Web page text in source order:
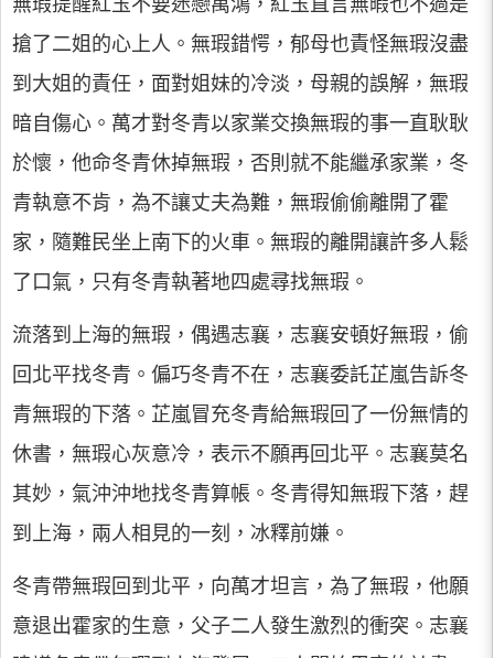
搶了二姐的心上人。無瑕錯愕，郁母也責怪無瑕沒盡
到大姐的責任，面對姐妹的冷淡，母親的誤解，無瑕
暗自傷心。萬才對冬青以家業交換無瑕的事一直耿耿
於懷，他命冬青休掉無瑕，否則就不能繼承家業，冬
青執意不肯，為不讓丈夫為難，無瑕偷偷離開了霍
家，隨難民坐上南下的火車。無瑕的離開讓許多人鬆
了口氣，只有冬青執著地四處尋找無瑕。
流落到上海的無瑕，偶遇志襄，志襄安頓好無瑕，偷
回北平找冬青。偏巧冬青不在，志襄委託芷嵐告訴冬
青無瑕的下落。芷嵐冒充冬青給無瑕回了一份無情的
休書，無瑕心灰意冷，表示不願再回北平。志襄莫名
其妙，氣沖沖地找冬青算帳。冬青得知無瑕下落，趕
到上海，兩人相見的一刻，冰釋前嫌。
冬青帶無瑕回到北平，向萬才坦言，為了無瑕，他願
意退出霍家的生意，父子二人發生激烈的衝突。志襄